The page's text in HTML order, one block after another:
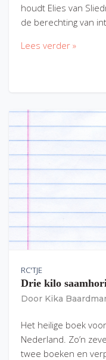
houdt Elies van
de berechting van
Lees verder »
RC'TJE
Drie kilo
Door Kika
Het heilige boek
Nederland. Zo’n
twee boeken en